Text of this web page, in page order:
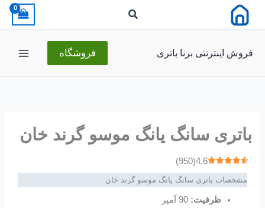
فروش اینترنتی برنا باتری فروشگاه
باتری سانگ یانگ موسو گرند خان
4.6
(
950
)
مشخصات باتری سانگ یانگ موسو گرند خان
ظرفیت: 90 آمپر